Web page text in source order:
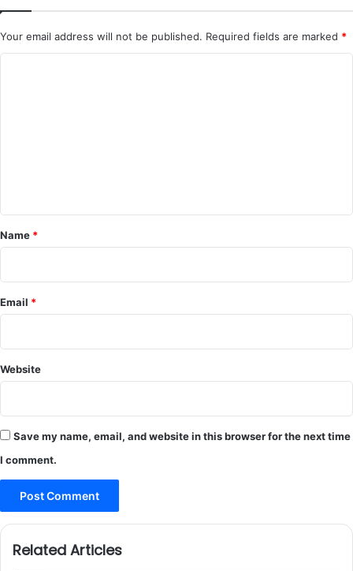
Your email address will not be published. Required fields are marked *
*
Name *
Email *
Website
Save my name, email, and website in this browser for the next time
I comment.
Related Articles